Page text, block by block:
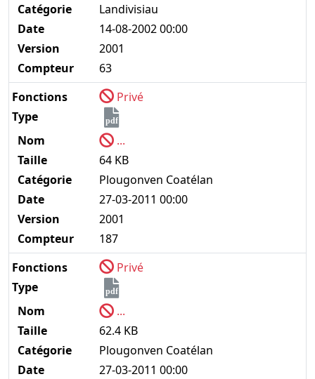
Catégorie
Landivisiau
Date
14-08-2002 00:00
Version
2001
Compteur
63
Fonctions
Privé
Type
pdf
Nom
...
Taille
64 KB
Catégorie
Plougonven Coatélan
Date
27-03-2011 00:00
Version
2001
Compteur
187
Fonctions
Privé
Type
pdf
Nom
...
Taille
62.4 KB
Catégorie
Plougonven Coatélan
Date
27-03-2011 00:00